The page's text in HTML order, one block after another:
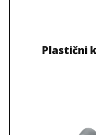
Plastični